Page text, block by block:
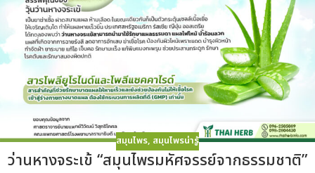
สมุนไพร, สมุนไพรน่ารู้
ว่านหางจระเข้ “สมุนไพรมหัศจรรย์จากธรรมชาติ”